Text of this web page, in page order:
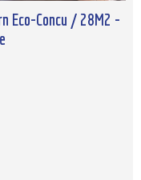
Eco-Concu / 28M2 -